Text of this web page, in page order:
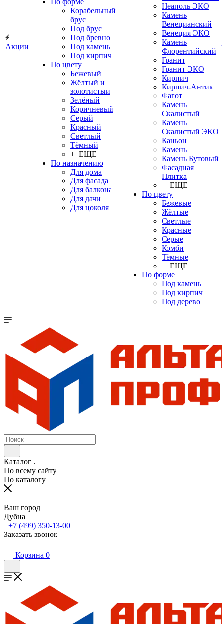
Акции
По форме
Корабельный
брус
Под брус
Под бревно
Под камень
Под кирпич
По цвету
Бежевый
Жёлтый и
золотистый
Зелёный
Коричневый
Серый
Красный
Светлый
Тёмный
+ ЕЩЕ
По назначению
Для дома
Для фасада
Для балкона
Для дачи
Для цоколя
Неаполь ЭКО
Камень
Венецианский
Венеция ЭКО
Камень
Флорентийский
Гранит
Гранит ЭКО
Кирпич
Кирпич-Антик
Фагот
Камень
Скалистый
Камень
Скалистый ЭКО
Каньон
Камень
Камень Бутовый
Фасадная
Плитка
+ ЕЩЕ
По цвету
Бежевые
Жёлтые
Светлые
Красные
Серые
Комби
Тёмные
+ ЕЩЕ
По форме
Под камень
Под кирпич
Под дерево
Каталог
По всему сайту
По каталогу
Ваш город
Дубна
+7 (499) 350-13-00
Заказать звонок
Корзина 0